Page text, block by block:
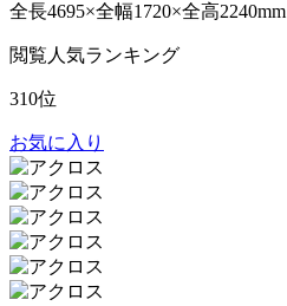
全長4695×全幅1720×全高2240mm
閲覧人気ランキング
310位
お気に入り